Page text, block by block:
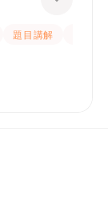
題目講解